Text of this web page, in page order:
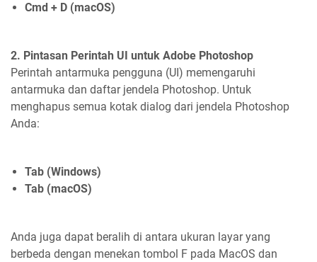
Cmd + D (macOS)
2. Pintasan Perintah UI untuk Adobe Photoshop
Perintah antarmuka pengguna (UI) memengaruhi
antarmuka dan daftar jendela Photoshop. Untuk
menghapus semua kotak dialog dari jendela Photoshop
Anda:
Tab (Windows)
Tab (macOS)
Anda juga dapat beralih di antara ukuran layar yang
berbeda dengan menekan tombol F pada MacOS dan